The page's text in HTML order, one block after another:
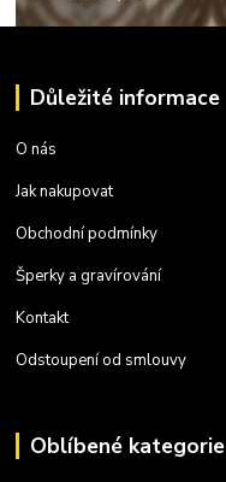
Důležité informace
O nás
Jak nakupovat
Obchodní podmínky
Šperky a gravírování
Kontakt
Odstoupení od smlouvy
Oblíbené kategorie